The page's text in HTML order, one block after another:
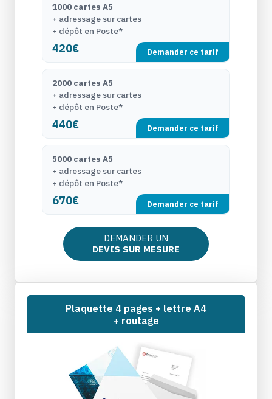
420€
1000 cartes A5
+ adressage sur cartes
+ dépôt en Poste*
Demander ce tarif
440€
2000 cartes A5
+ adressage sur cartes
+ dépôt en Poste*
Demander ce tarif
670€
5000 cartes A5
+ adressage sur cartes
+ dépôt en Poste*
Demander ce tarif
DEMANDER UN
DEVIS SUR MESURE
Plaquette 4 pages + lettre A4
+ routage